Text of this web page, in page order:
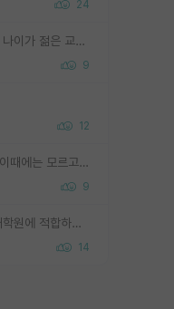
24
개인적인 경험들이지만.... 나이가 젊은 교수일수록 꼰대라는 가면을 쓴 채로 무례함을 행동하는 경우가 거의 90% 정도였음. 나이가 어린데 다른 또래들과 달리 명예, 권력, 재력까지 얻었으니 세상 다 가진 기분이겠지. 오히러 나이 든 교수들이 행동과 말을 더 조심하시더라.
9
12
아직 모르잖아. 나도 그 나이때에는 모르고 평가 받고 안심하고 싶었어.
9
그런걸 물어보는 애들은 대학원에 적합하지 않다
14